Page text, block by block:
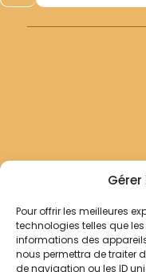
Pour offrir les meilleures
technologies telles que
informations des
nous permettra de traiter
de navigation ou les ID
Archives
RECHERCHER
Comment chercher ?
Les archives